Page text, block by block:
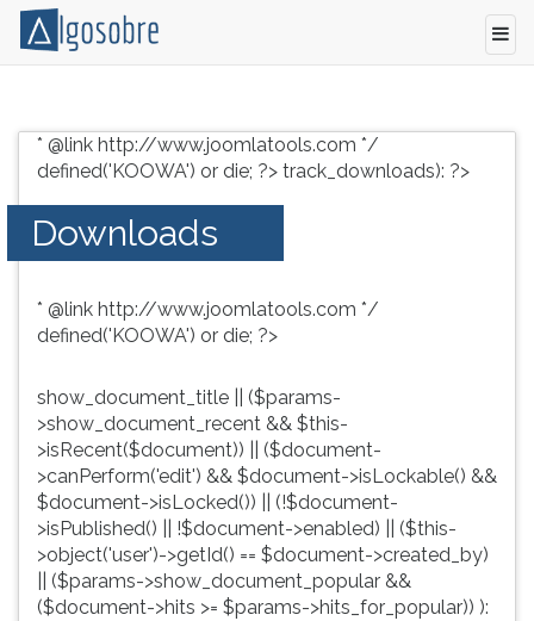
grátis
vestibular,
enem
concursos.
resumos
livros,
biografias,
profissões,
simulados
comentados.
Acessibilidade
TAB
depois
F
para
ouvir
conteúdo
principal
pular
essa
leitura
pressione
depois
* @link http://www.joomlatools.com */
defined('KOOWA') or die; ?> track_downloads): ?>
Downloads
* @link http://www.joomlatools.com */
defined('KOOWA') or die; ?>
show_document_title || ($params-
>show_document_recent && $this-
>isRecent($document)) || ($document-
>canPerform('edit') && $document->isLockable() &&
$document->isLocked()) || (!$document-
>isPublished() || !$document->enabled) || ($this-
>object('user')->getId() == $document->created_by)
|| ($params->show_document_popular &&
($document->hits >= $params->hits_for_popular)) ):